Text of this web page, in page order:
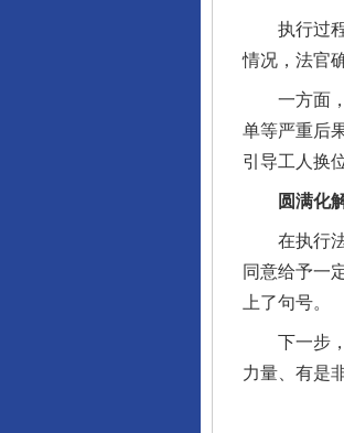
执行过程
情况，法官
一方面，
单等严重后
引导工人换
圆满化解
在执行法
同意给予一
上了句号。
下一步，
力量、有是
完善运